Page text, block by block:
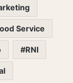
Service
RNI